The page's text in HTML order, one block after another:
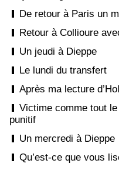
De retour à Paris un
Retour à Collioure
Un jeudi à Dieppe
Le lundi du transfert
Après ma lecture
Victime comme tout
punitif
Un mercredi à Dieppe
Qu’est-ce que vous